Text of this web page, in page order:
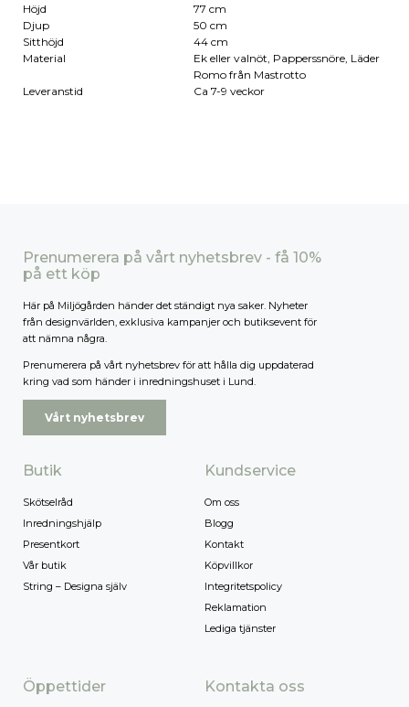
Höjd
77 cm
Djup
50 cm
Sitthöjd
44 cm
Material
Ek eller valnöt, Papperssnöre, Läder
Romo från Mastrotto
Leveranstid
Ca 7-9 veckor
Prenumerera på vårt nyhetsbrev - få 10%
på ett köp
Här på Miljögården händer det ständigt nya saker. Nyheter
från designvärlden, exklusiva kampanjer och butiksevent för
att nämna några.
Prenumerera på vårt nyhetsbrev för att hålla dig uppdaterad
kring vad som händer i inredningshuset i Lund.
Vårt nyhetsbrev
Butik
Skötselråd
Inredningshjälp
Presentkort
Vår butik
String – Designa själv
Kundservice
Om oss
Blogg
Kontakt
Köpvillkor
Integritetspolicy
Reklamation
Lediga tjänster
Öppettider Kontakta oss